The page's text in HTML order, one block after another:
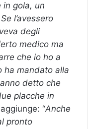
in gola, un
l’avessero
degli
medico ma
che io ho a
ha mandato alla
detto che
placche in
aggiunge: “Anche
pronto